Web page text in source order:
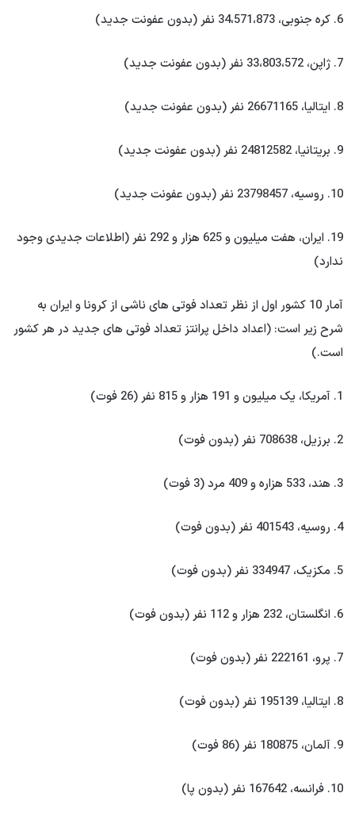
6. کره جنوبی، 34،571،873 نفر (بدون عفونت جدید)
7. ژاپن، 33،803،572 نفر (بدون عفونت جدید)
8. ایتالیا، 26671165 نفر (بدون عفونت جدید)
9. بریتانیا، 24812582 نفر (بدون عفونت جدید)
10. روسیه، 23798457 نفر (بدون عفونت جدید)
19. ایران، هفت میلیون و 625 هزار و 292 نفر (اطلاعات جدیدی وجود
ندارد)
آمار 10 کشور اول از نظر تعداد فوتی های ناشی از کرونا و ایران به
شرح زیر است: (اعداد داخل پرانتز تعداد فوتی های جدید در هر کشور
است.)
1. آمریکا، یک میلیون و 191 هزار و 815 نفر (26 فوت)
2. برزیل، 708638 نفر (بدون فوت)
3. هند، 533 هزاره و 409 مرد (3 فوت)
4. روسیه، 401543 نفر (بدون فوت)
5. مکزیک، 334947 نفر (بدون فوت)
6. انگلستان، 232 هزار و 112 نفر (بدون فوت)
7. پرو، 222161 نفر (بدون فوت)
8. ایتالیا، 195139 نفر (بدون فوت)
9. آلمان، 180875 نفر (86 فوت)
10. فرانسه، 167642 نفر (بدون پا)